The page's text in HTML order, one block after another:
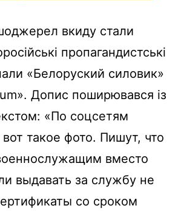
вкиду стали
пропагандистські
«Белоруский силовик»
Допис поширювався із
«По соцсетям
такое фото. Пишут, что
вместо
выдавать за службу не
со сроком